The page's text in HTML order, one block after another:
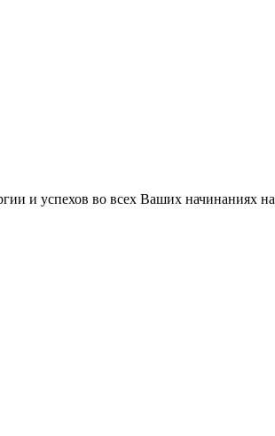
и успехов во всех Ваших начинаниях